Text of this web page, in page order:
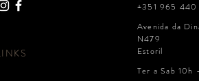
+351 965 440
Avenida da
N479
Estoril
Ter a Sab 10h